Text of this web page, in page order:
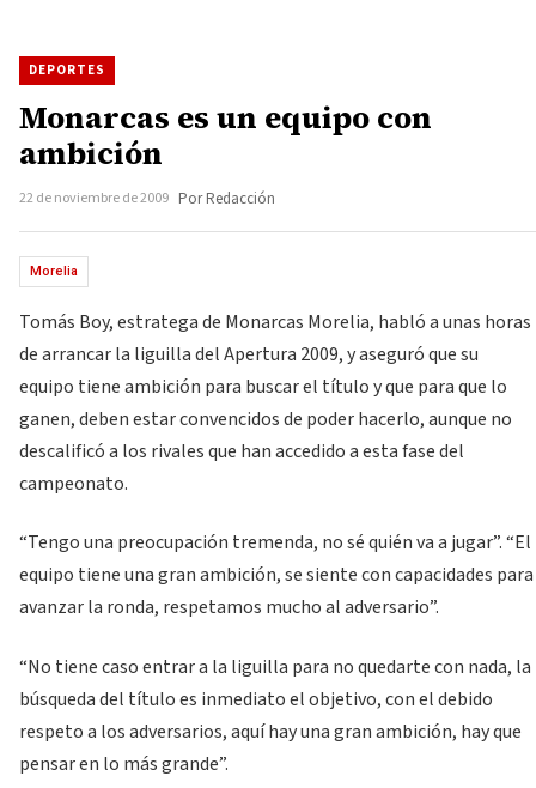
DEPORTES
Monarcas es un equipo con
ambición
22 de noviembre de 2009 Por Redacción
Morelia
Tomás Boy, estratega de Monarcas Morelia, habló a unas horas
de arrancar la liguilla del Apertura 2009, y aseguró que su
equipo tiene ambición para buscar el título y que para que lo
ganen, deben estar convencidos de poder hacerlo, aunque no
descalificó a los rivales que han accedido a esta fase del
campeonato.
“Tengo una preocupación tremenda, no sé quién va a jugar”. “El
equipo tiene una gran ambición, se siente con capacidades para
avanzar la ronda, respetamos mucho al adversario”.
“No tiene caso entrar a la liguilla para no quedarte con nada, la
búsqueda del título es inmediato el objetivo, con el debido
respeto a los adversarios, aquí hay una gran ambición, hay que
pensar en lo más grande”.